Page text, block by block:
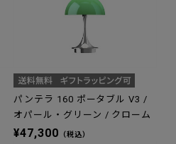
パンテラ 160 ポータブル V3 /
オパール・グリーン / クローム
¥47,300 （税込）